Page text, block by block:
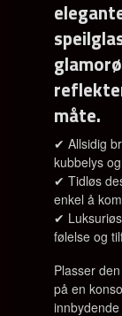
måte.
✔Allsidig
kubbelys
✔Tidløs
enkel å
✔
følelse og
Plasser
på en